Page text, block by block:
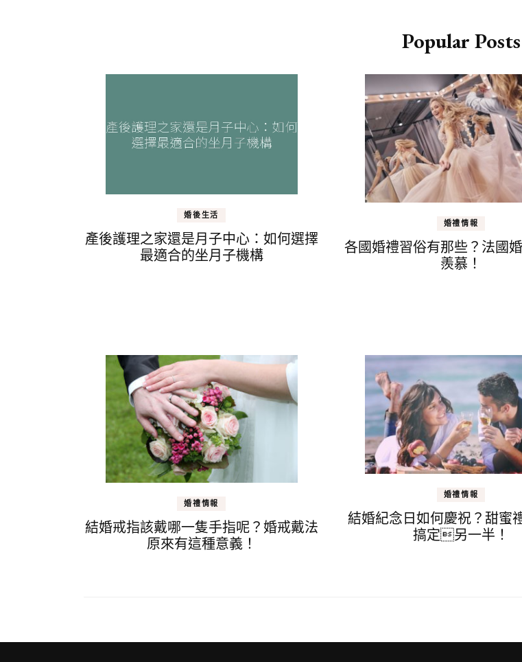
Popular Posts
婚後生活
產後護理之家還是月子中心：如何選擇
最適合的坐月子機構
婚禮情報
各國婚禮習俗有那些？法國
羨慕！
婚禮情報
結婚戒指該戴哪一隻手指呢？婚戒戴法
原來有這種意義！
婚禮情報
結婚紀念日如何慶祝？甜蜜
搞定另一半！